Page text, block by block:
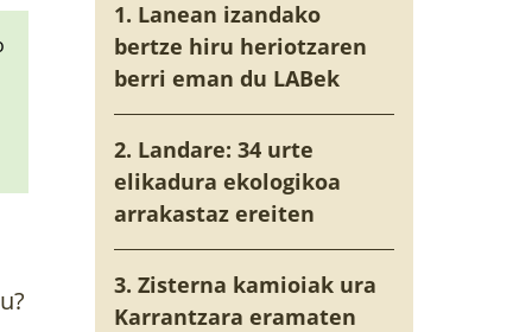
1. Lanean izandako
bertze hiru heriotzaren
berri eman du LABek
2. Landare: 34 urte
elikadura ekologikoa
arrakastaz ereiten
3. Zisterna kamioiak ura
Karrantzara eramaten